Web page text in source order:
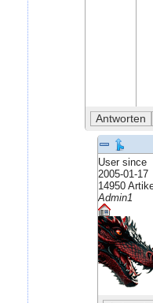
User since
2005-01-17
14950
Admin1